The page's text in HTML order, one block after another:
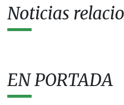
Noticias
EN PORTADA